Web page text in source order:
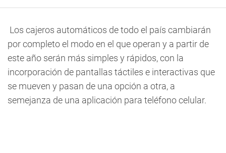
Los cajeros automáticos de todo el país cambiarán
por completo el modo en el que operan y a partir de
este año serán más simples y rápidos, con la
incorporación de pantallas táctiles e interactivas que
se mueven y pasan de una opción a otra, a
semejanza de una aplicación para teléfono celular.